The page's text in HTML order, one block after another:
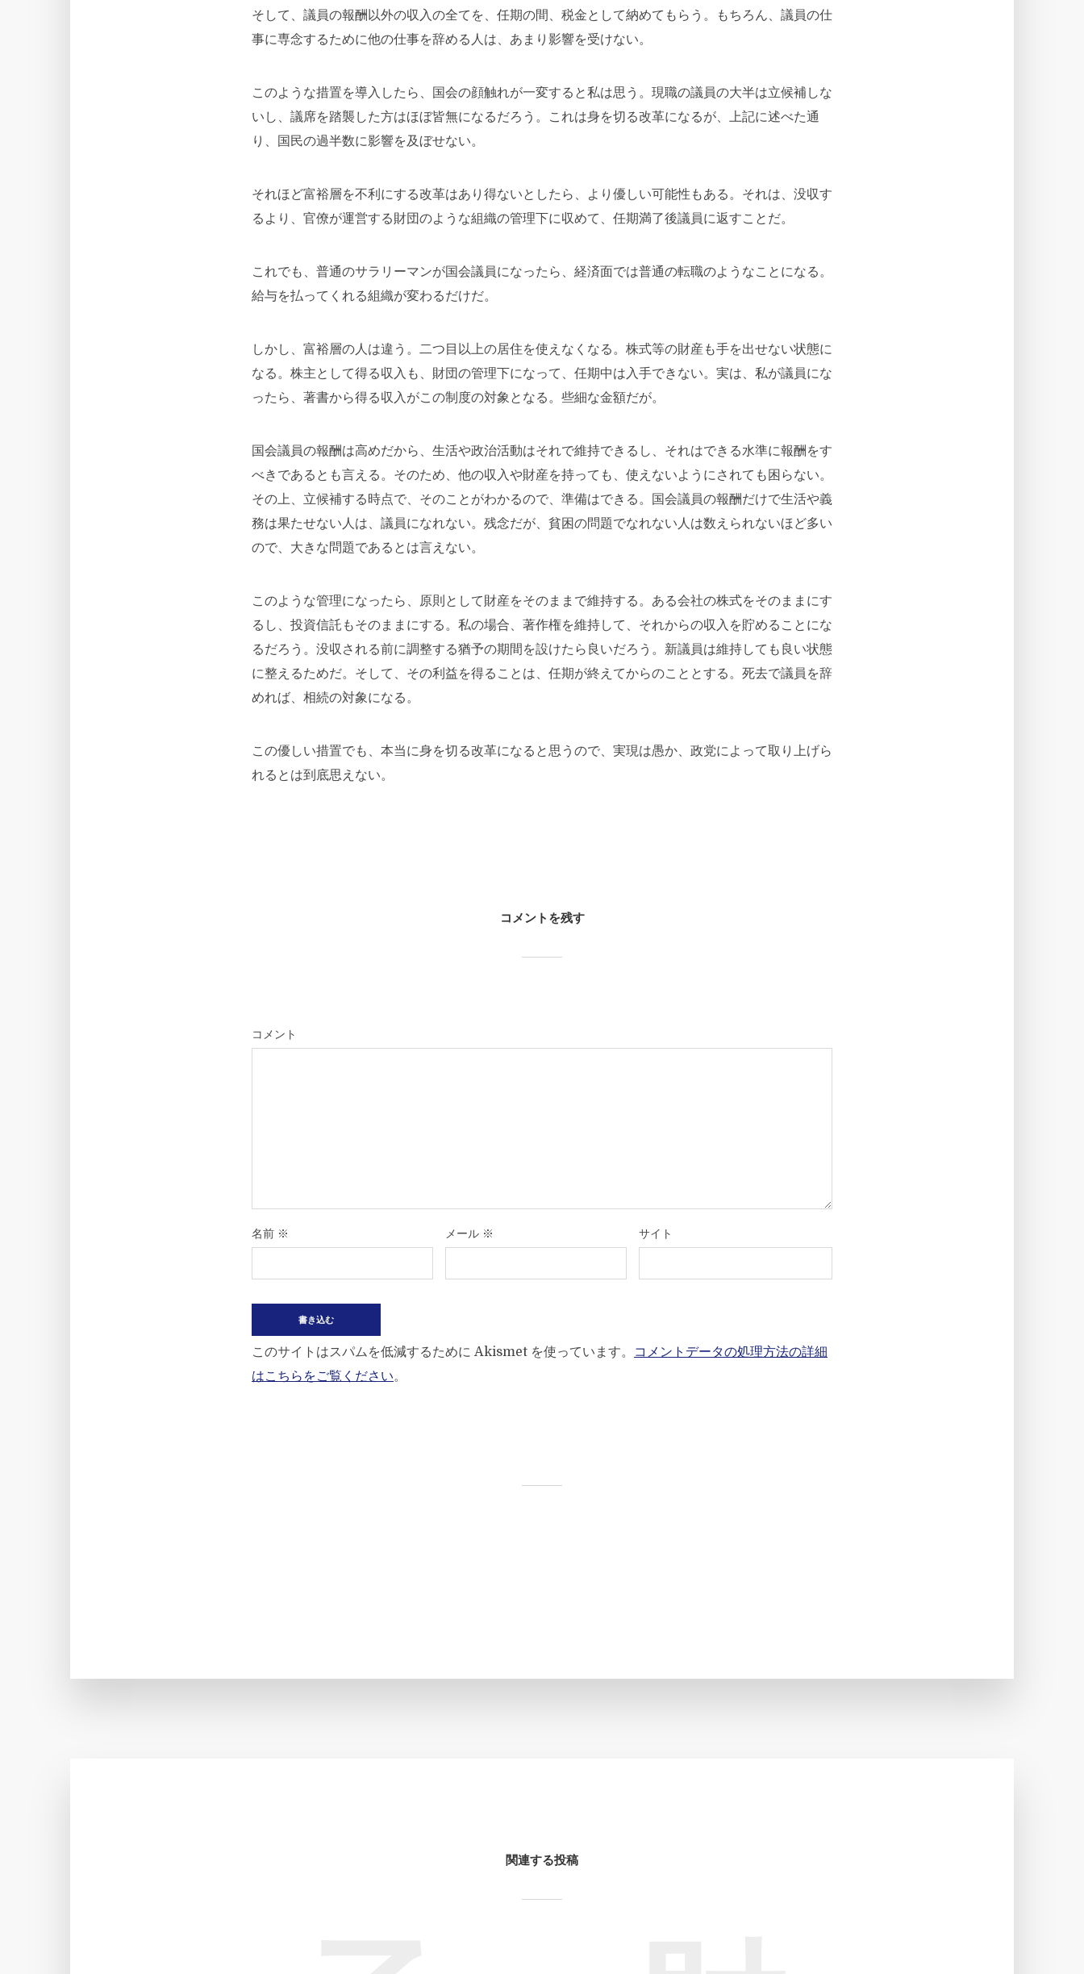
そして、議員の報酬以外の収入の全てを、任期の間、税金として納めてもらう。もちろん、議員の仕
事に専念するために他の仕事を辞める人は、あまり影響を受けない。
このような措置を導入したら、国会の顔触れが一変すると私は思う。現職の議員の大半は立候補しな
いし、議席を踏襲した方はほぼ皆無になるだろう。これは身を切る改革になるが、上記に述べた通
り、国民の過半数に影響を及ぼせない。
それほど富裕層を不利にする改革はあり得ないとしたら、より優しい可能性もある。それは、没収す
るより、官僚が運営する財団のような組織の管理下に収めて、任期満了後議員に返すことだ。
これでも、普通のサラリーマンが国会議員になったら、経済面では普通の転職のようなことになる。
給与を払ってくれる組織が変わるだけだ。
しかし、富裕層の人は違う。二つ目以上の居住を使えなくなる。株式等の財産も手を出せない状態に
なる。株主として得る収入も、財団の管理下になって、任期中は入手できない。実は、私が議員にな
ったら、著書から得る収入がこの制度の対象となる。些細な金額だが。
国会議員の報酬は高めだから、生活や政治活動はそれで維持できるし、それはできる水準に報酬をす
べきであるとも言える。そのため、他の収入や財産を持っても、使えないようにされても困らない。
その上、立候補する時点で、そのことがわかるので、準備はできる。国会議員の報酬だけで生活や義
務は果たせない人は、議員になれない。残念だが、貧困の問題でなれない人は数えられないほど多い
ので、大きな問題であるとは言えない。
このような管理になったら、原則として財産をそのままで維持する。ある会社の株式をそのままにす
るし、投資信託もそのままにする。私の場合、著作権を維持して、それからの収入を貯めることにな
るだろう。没収される前に調整する猶予の期間を設けたら良いだろう。新議員は維持しても良い状態
に整えるためだ。そして、その利益を得ることは、任期が終えてからのこととする。死去で議員を辞
めれば、相続の対象になる。
この優しい措置でも、本当に身を切る改革になると思うので、実現は愚か、政党によって取り上げら
れるとは到底思えない。
コメントを残す
コメント
名前 ※ メール ※ サイト
このサイトはスパムを低減するために Akismet を使っています。
コメントデータの処理方法の詳細
はこちらをご覧ください。
関連する投稿